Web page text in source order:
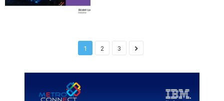
1 2 3